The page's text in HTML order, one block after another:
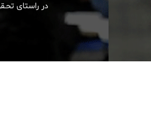
در راستای